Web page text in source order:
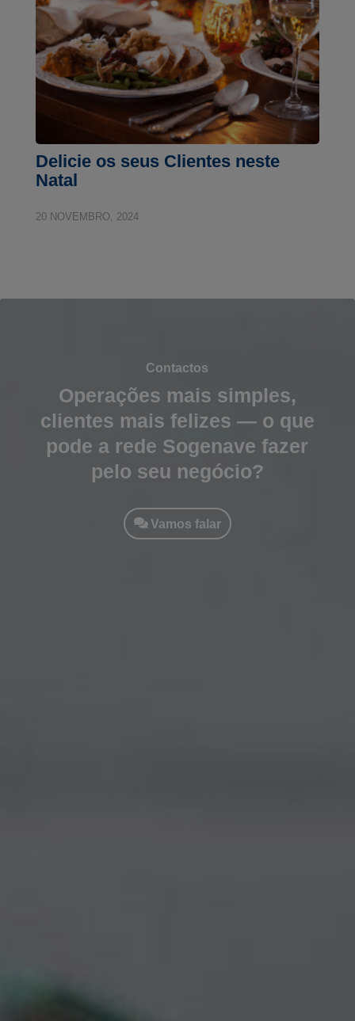
Delicie os seus Clientes neste
Natal
20 NOVEMBRO, 2024
Contactos
Operações mais simples,
clientes mais felizes — o que
pode a rede Sogenave fazer
pelo seu negócio?
Vamos falar